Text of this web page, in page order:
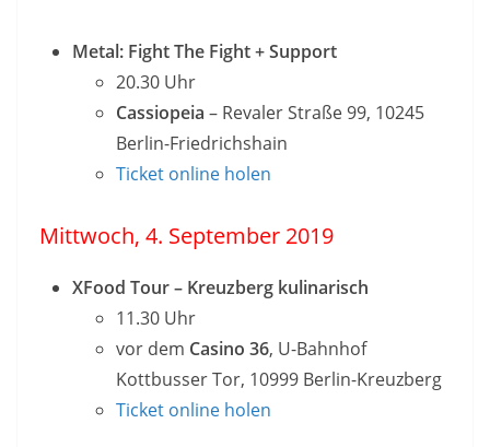
Metal: Fight The Fight + Support
20.30 Uhr
Cassiopeia – Revaler Straße 99, 10245
Berlin-Friedrichshain
Ticket online holen
Mittwoch, 4. September 2019
XFood Tour – Kreuzberg kulinarisch
11.30 Uhr
vor dem Casino 36, U-Bahnhof
Kottbusser Tor, 10999 Berlin-Kreuzberg
Ticket online holen